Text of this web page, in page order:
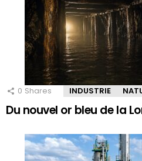
0 Shares INDUSTRIE
Du nouvel or bleu de la